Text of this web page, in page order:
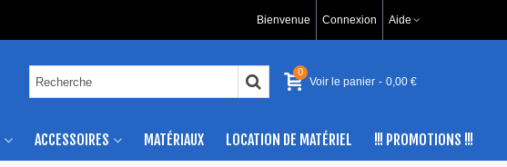
Bienvenue Connexion Aide
0
Voir le panier - 0,00 €
ACCESSOIRES MATÉRIAUX LOCATION DE MATÉRIEL !!! PROMOTIONS !!!